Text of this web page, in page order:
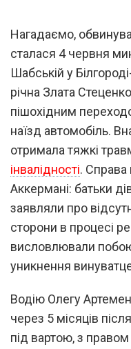
Нагадаємо,
сталася 4 червня
Шабській у
річна Злата
пішохідним
наїзд автомобіль.
отримала тяжкі
інвалідності. Справа
Аккермані: батьки
заявляли про
сторони в процесі
висловлювали
уникнення
Водію Олегу
через 5 місяців
під вартою, з